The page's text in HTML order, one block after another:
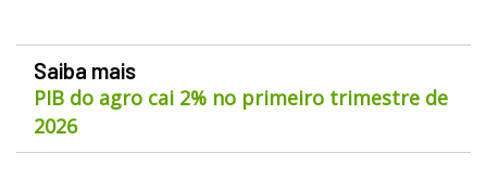
Saiba mais
PIB do agro cai 2% no primeiro trimestre de
2026